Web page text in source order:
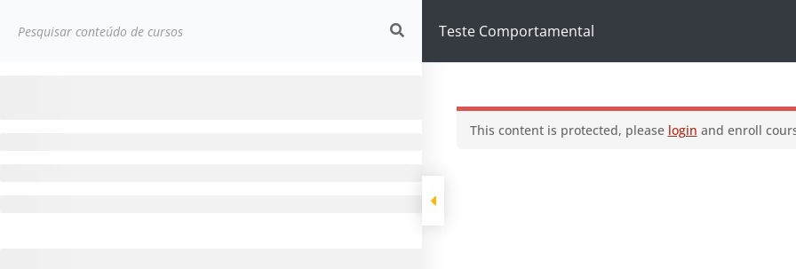
Teste Comportamental
This content is protected, please login and enroll